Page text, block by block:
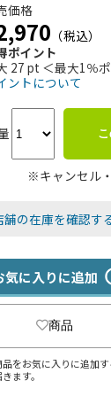
価格
（税込）
ポイント
27 pt ＜最大1％
ントについて
※キャンセル
舗の在庫を確認す
気に入りに追加
商品
をお気に入りに追加
ます。